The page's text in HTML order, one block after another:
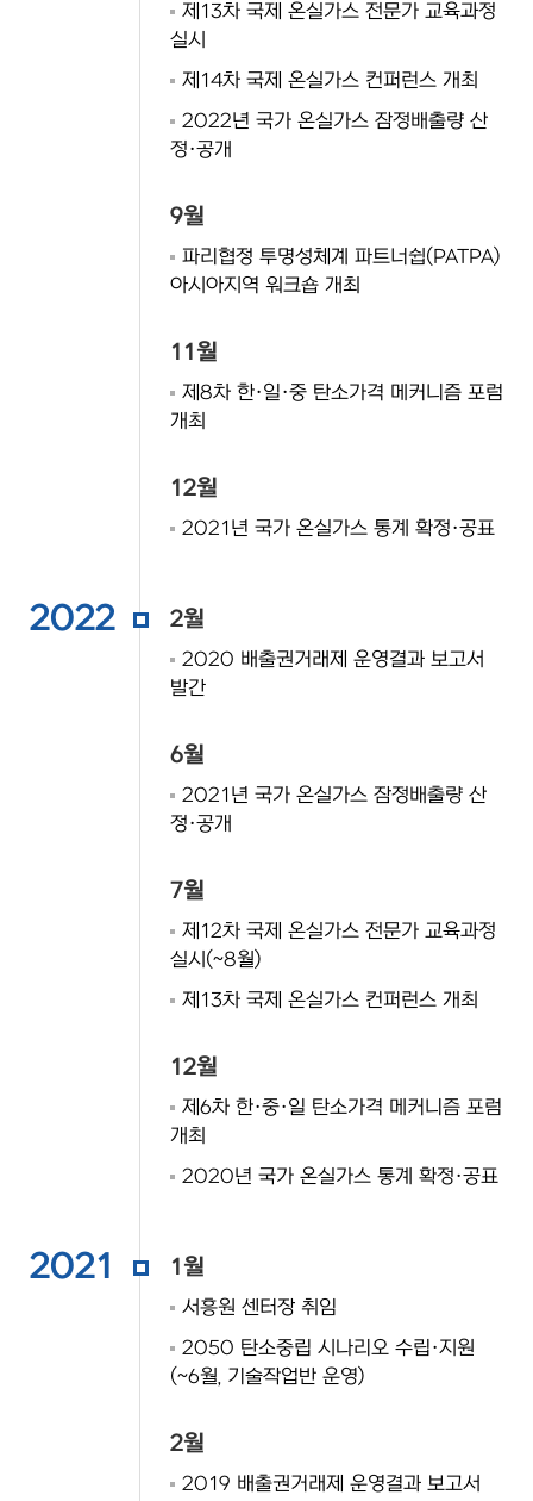
제13차 국제 온실가스 전문가 교육과정
실시
제14차 국제 온실가스 컨퍼런스 개최
2022년 국가 온실가스 잠정배출량 산
정·공개
9월
파리협정 투명성체계 파트너쉽(PATPA)
아시아지역 워크숍 개최
11월
제8차 한·일·중 탄소가격 메커니즘 포럼
개최
12월
2021년 국가 온실가스 통계 확정·공표
2022 2월
2020 배출권거래제 운영결과 보고서
발간
6월
2021년 국가 온실가스 잠정배출량 산
정·공개
7월
제12차 국제 온실가스 전문가 교육과정
실시(~8월)
제13차 국제 온실가스 컨퍼런스 개최
12월
제6차 한·중·일 탄소가격 메커니즘 포럼
개최
2020년 국가 온실가스 통계 확정·공표
2021 1월
서흥원 센터장 취임
2050 탄소중립 시나리오 수립·지원
(~6월, 기술작업반 운영)
2월
2019 배출권거래제 운영결과 보고서